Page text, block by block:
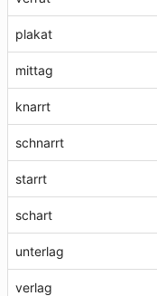
plakat
mittag
knarrt
schnarrt
starrt
schart
unterlag
verlag